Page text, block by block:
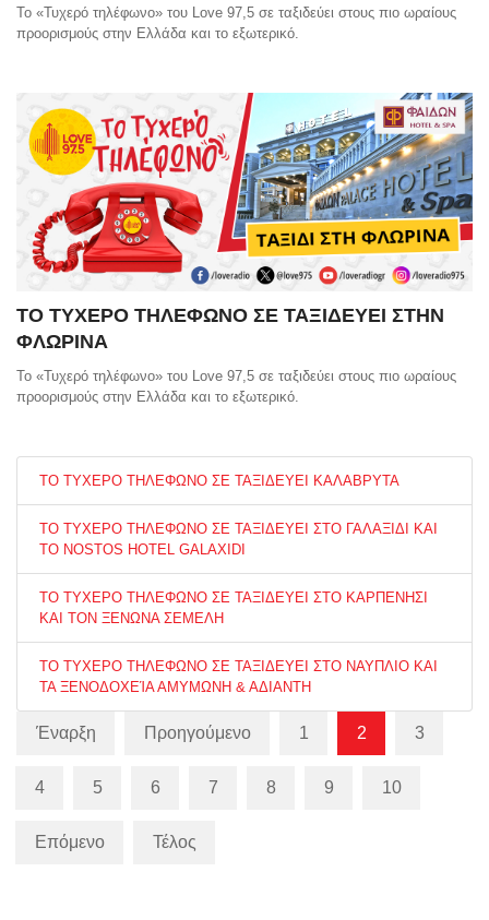
Το «Τυχερό τηλέφωνο» του Love 97,5 σε ταξιδεύει στους πιο ωραίους
προορισμούς στην Ελλάδα και το εξωτερικό.
ΤΟ ΤΥΧΕΡΟ ΤΗΛΕΦΩΝΟ ΣΕ ΤΑΞΙΔΕΥΕΙ ΣΤΗΝ
ΦΛΩΡΙΝΑ
Το «Τυχερό τηλέφωνο» του Love 97,5 σε ταξιδεύει στους πιο ωραίους
προορισμούς στην Ελλάδα και το εξωτερικό.
ΤΟ ΤΥΧΕΡΟ ΤΗΛΕΦΩΝΟ ΣΕ ΤΑΞΙΔΕΥΕΙ ΚΑΛΑΒΡΥΤΑ
ΤΟ ΤΥΧΕΡΟ ΤΗΛΕΦΩΝΟ ΣΕ ΤΑΞΙΔΕΥΕΙ ΣΤΟ ΓΑΛΑΞΙΔΙ ΚΑΙ
ΤΟ NOSTOS HOTEL GALAXIDI
ΤΟ ΤΥΧΕΡΟ ΤΗΛΕΦΩΝΟ ΣΕ ΤΑΞΙΔΕΥΕΙ ΣΤΟ ΚΑΡΠΕΝΗΣΙ
ΚΑΙ ΤΟΝ ΞΕΝΩΝΑ ΣΕΜΕΛΗ
ΤΟ ΤΥΧΕΡΟ ΤΗΛΕΦΩΝΟ ΣΕ ΤΑΞΙΔΕΥΕΙ ΣΤΟ ΝΑΥΠΛΙΟ ΚΑΙ
ΤΑ ΞΕΝΟΔΟΧΕΊΑ ΑΜΥΜΩΝΗ & ΑΔΙΑΝΤΗ
Έναρξη Προηγούμενο 1 2 3
4 5 6 7 8 9 10
Επόμενο Τέλος